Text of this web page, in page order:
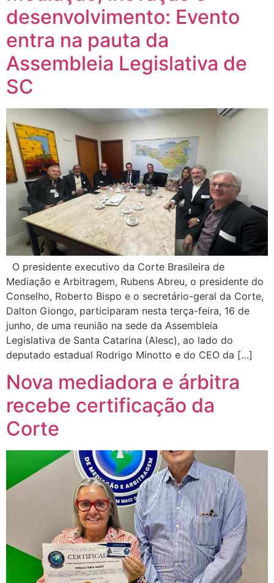
desenvolvimento: Evento
entra na pauta da
Assembleia Legislativa de
SC
O presidente executivo da Corte Brasileira de
Mediação e Arbitragem, Rubens Abreu, o presidente do
Conselho, Roberto Bispo e o secretário-geral da Corte,
Dalton Giongo, participaram nesta terça-feira, 16 de
junho, de uma reunião na sede da Assembleia
Legislativa de Santa Catarina (Alesc), ao lado do
deputado estadual Rodrigo Minotto e do CEO da […]
Nova mediadora e árbitra
recebe certificação da
Corte